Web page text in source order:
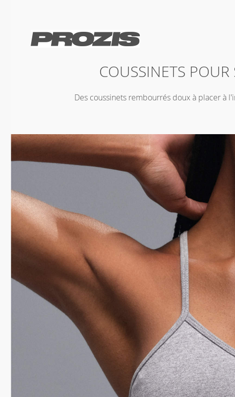
COUSSINETS
Des coussinets rembourrés doux à placer à